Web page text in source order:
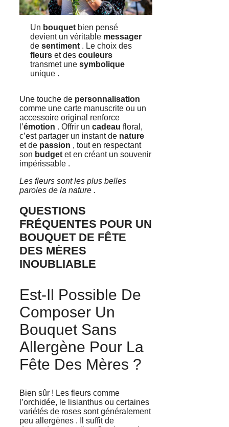
Un bouquetbien pensé
devient un véritable messager
de sentiment. Le choix des
fleurset des couleurs
transmet une symbolique
unique .
Une touche de personnalisation
comme une carte manuscrite ou un
accessoire original renforce
l’émotion . Offrir un cadeau floral,
c’est partager un instant de nature
et de passion , tout en respectant
son budget et en créant un souvenir
impérissable .
Les fleurs sont les plus belles
paroles de la nature .
QUESTIONS
FRÉQUENTES POUR UN
BOUQUET DE FÊTE
DES MÈRES
INOUBLIABLE
Est-Il Possible De
Composer Un
Bouquet Sans
Allergène Pour La
Fête Des Mères ?
Bien sûr ! Les fleurs comme
l’orchidée, le lisianthus ou certaines
variétés de roses sont généralement
peu allergènes . Il suffit de